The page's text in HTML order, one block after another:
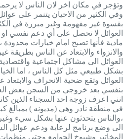
وتؤجر في مكان اخر لان الناس لا
وفي الكثير من الاحيان يتنمر على
بقسوة غير مفهومة وغير مبررة في
العوائل لا تحصل على أي دعم نفسي
مادية فأنها تصبح امام خيارات محدودة
والانزواء والابتعاد عن الناس
العوائل الى مشاكل اجتماعية
بشكل طبيعي مثل كل الناس ، اما
العوائل وتقع ضحية الانحراف
بنفسي بعد خروجي من السجن بعض
انني اعرف زوجة احد السجناء الذين
في منطقة نادر وهي (مديونه ) بمبالغ
،والناس يتحدثون عنها بشكل سيء وغير
الى وضع برنامج لرعاية ودعم عوائل
المخاتير وشيوخ الجوامع وحتى